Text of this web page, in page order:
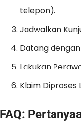
telepon).
Jadwalkan
Datang
Lakukan
Klaim Diproses
FAQ: